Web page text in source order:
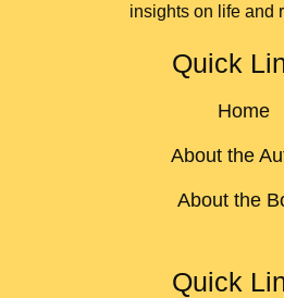
insights on life and
Quick
Home
About the
About the
Quick